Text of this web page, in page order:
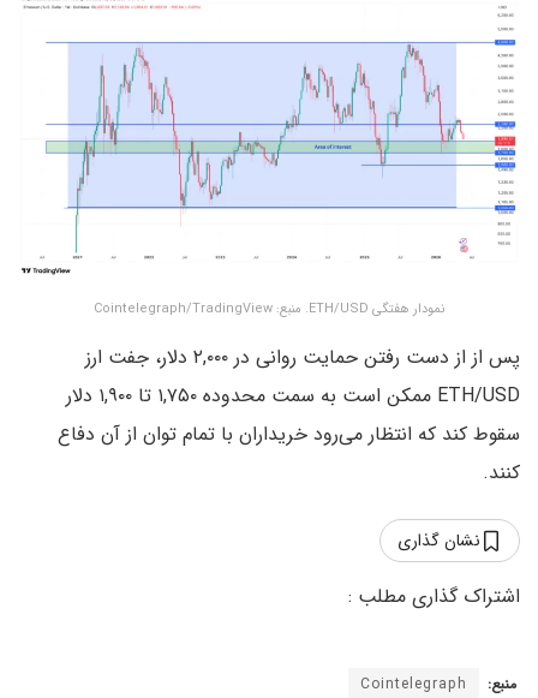
نمودار هفتگی ETH/USD. منبع: Cointelegraph/TradingView
پس از از دست رفتن حمایت روانی در ۲,۰۰۰ دلار، جفت ارز
ETH/USD ممکن است به سمت محدوده ۱,۷۵۰ تا ۱,۹۰۰ دلار
سقوط کند که انتظار می‌رود خریداران با تمام توان از آن دفاع
کنند.
نشان گذاری
منبع: Cointelegraph